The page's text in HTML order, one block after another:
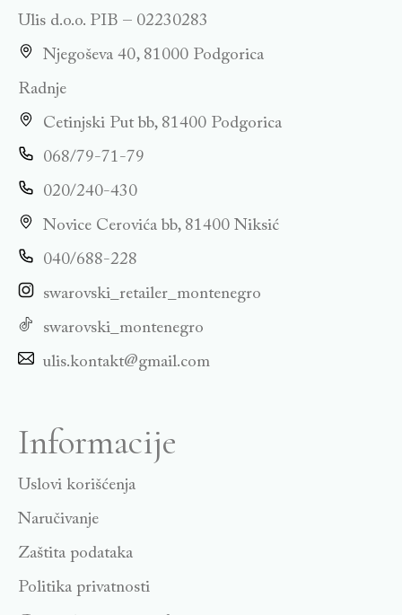
Ulis d.o.o. PIB – 02230283
Njegoševa 40, 81000 Podgorica
Radnje
Cetinjski Put bb, 81400 Podgorica
068/79-71-79
020/240-430
Novice Cerovića bb, 81400 Niksić
040/688-228
swarovski_retailer_montenegro
swarovski_montenegro
ulis.kontakt@gmail.com
Informacije
Uslovi korišćenja
Naručivanje
Zaštita podataka
Politika privatnosti